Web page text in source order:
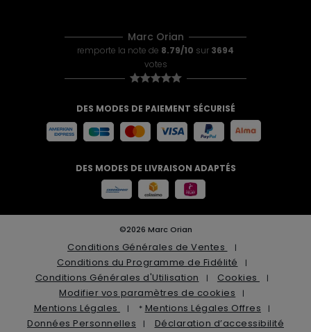
Marc Orian
remporte la note de 8.79/10 sur 3694
votes
DES MODES DE PAIEMENT SÉCURISÉ
DES MODES DE LIVRAISON ADAPTÉS
©2026 Marc Orian
Conditions Générales de Ventes
Conditions du Programme de Fidélité
Conditions Générales d'Utilisation
Cookies
Modifier vos paramètres de cookies
Mentions Légales
* Mentions Légales Offres
Données Personnelles
Déclaration d’accessibilité